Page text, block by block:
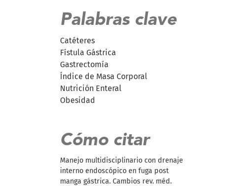
Palabras clave
Catéteres
Fístula Gástrica
Gastrectomía
Índice de Masa Corporal
Nutrición Enteral
Obesidad
Cómo citar
Manejo multidisciplinario con drenaje
interno endoscópico en fuga post
manga gástrica. Cambios rev. méd.